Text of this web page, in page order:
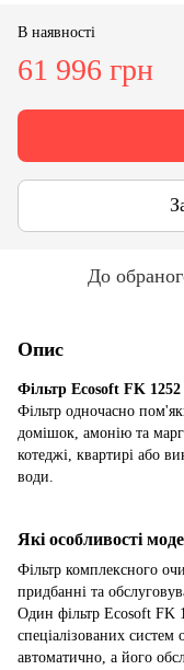
В наявності
61 996 грн
До
Опис
Фільтр Ecosoft FK 1252
Фільтр одночасно
домішок, амонію та
котеджі, квартирі або
води.
Які особливості
Фільтр комплексного
придбанні та
Один фільтр Ecosoft FK
спеціалізованих
автоматично, а його